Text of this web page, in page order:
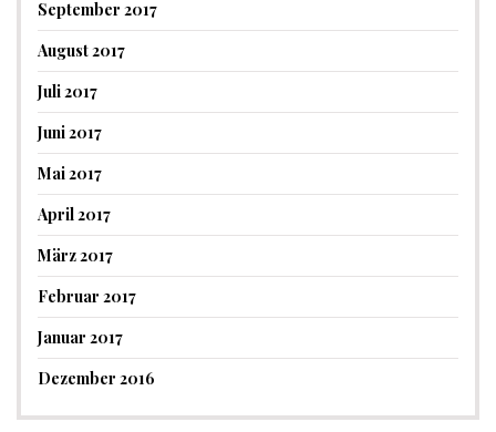
September 2017
August 2017
Juli 2017
Juni 2017
Mai 2017
April 2017
März 2017
Februar 2017
Januar 2017
Dezember 2016